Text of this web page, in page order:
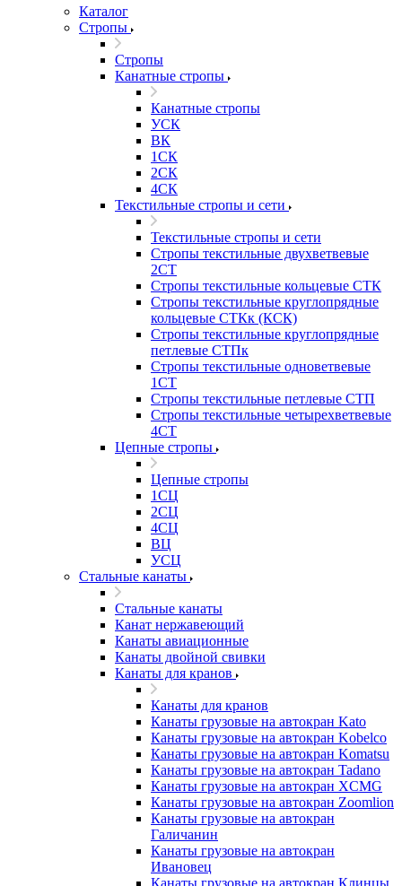
Каталог
Стропы
Стропы
Канатные стропы
Канатные стропы
УСК
ВК
1СК
2СК
4СК
Текстильные стропы и сети
Текстильные стропы и сети
Стропы текстильные двухветвевые
2СТ
Стропы текстильные кольцевые СТК
Стропы текстильные круглопрядные
кольцевые СТКк (КСК)
Стропы текстильные круглопрядные
петлевые СТПк
Стропы текстильные одноветвевые
1СТ
Стропы текстильные петлевые СТП
Стропы текстильные четырехветвевые
4СТ
Цепные стропы
Цепные стропы
1СЦ
2СЦ
4СЦ
ВЦ
УСЦ
Стальные канаты
Стальные канаты
Канат нержавеющий
Канаты авиационные
Канаты двойной свивки
Канаты для кранов
Канаты для кранов
Канаты грузовые на автокран Kato
Канаты грузовые на автокран Kobelco
Канаты грузовые на автокран Komatsu
Канаты грузовые на автокран Tadano
Канаты грузовые на автокран XCMG
Канаты грузовые на автокран Zoomlion
Канаты грузовые на автокран
Галичанин
Канаты грузовые на автокран
Ивановец
Канаты грузовые на автокран Клинцы